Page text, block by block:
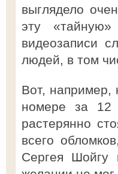
выглядело
эту
видеозаписи
людей, в том
Вот, например,
номере за 12
растерянно
всего
Сергея Шойгу